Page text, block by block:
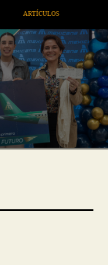
ARTE /